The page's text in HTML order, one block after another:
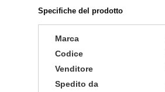
Specifiche del prodotto
Marca
Codice
Venditore
Spedito da